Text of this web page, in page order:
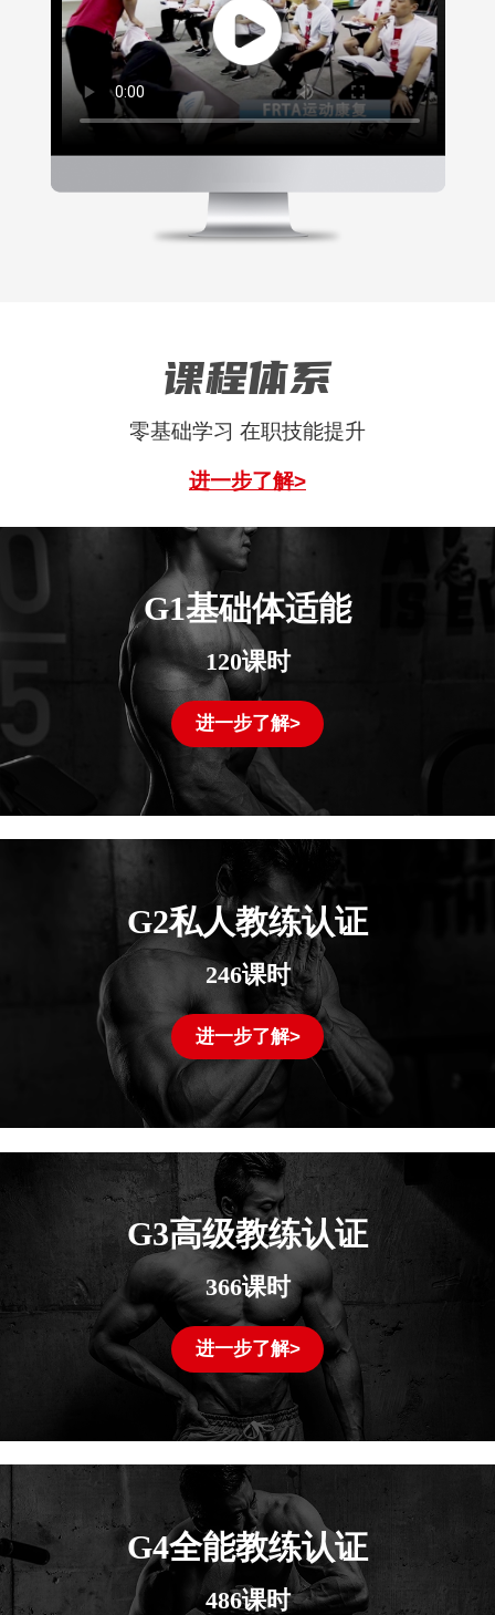
课程体系
零基础学习 在职技能提升
进一步了解>
G1基础体适能
120课时
进一步了解>
G2私人教练认证
246课时
进一步了解>
G3高级教练认证
366课时
进一步了解>
G4全能教练认证
486课时